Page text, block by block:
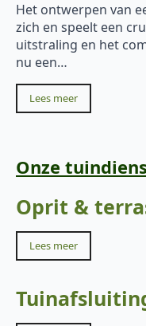
Het ontwerpen van
zich en speelt een
uitstraling en het
nu een…
Lees meer
Onze
Oprit &
Lees meer